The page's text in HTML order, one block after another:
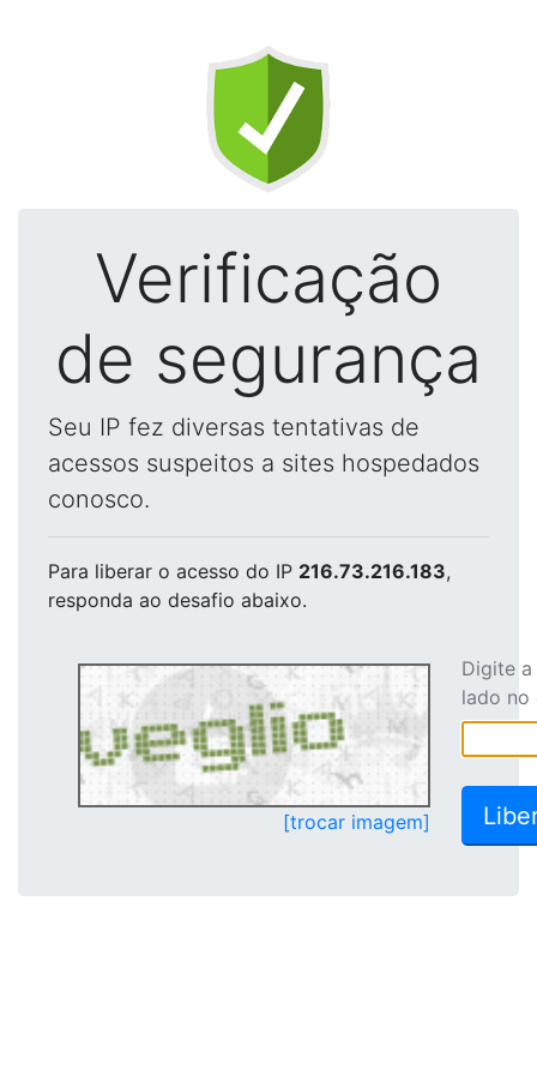
Verificação
de segurança
Seu IP fez diversas tentativas de
acessos suspeitos a sites hospedados
conosco.
Para liberar o acesso do IP 216.73.216.183,
responda ao desafio abaixo.
[trocar imagem]
Digite
lado no